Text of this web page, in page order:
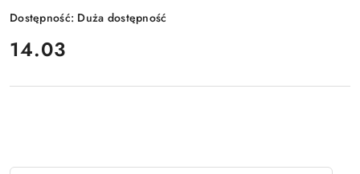
Dostępność: Duża dostępność
cena:
14.03